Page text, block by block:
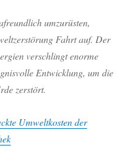
umzurüsten,
Fahrt auf. Der
verschlingt enorme
Entwicklung, um die
zerstört.
Umweltkosten der